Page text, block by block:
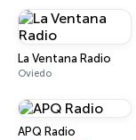
La Ventana Radio
Oviedo
APQ Radio